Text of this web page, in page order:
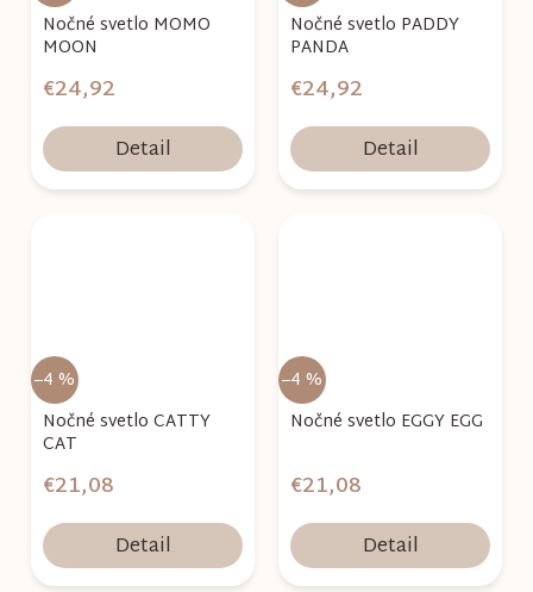
Nočné svetlo MOMO
MOON
€24,92
Detail
Nočné svetlo PADDY
PANDA
€24,92
Detail
–4 %
Nočné svetlo CATTY
CAT
€21,08
Detail
–4 %
Nočné svetlo EGGY EGG
€21,08
Detail